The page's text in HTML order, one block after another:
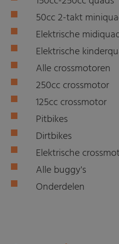
50cc 2-takt
Elektrische
Elektrische
Alle crossmotoren
250cc crossmotor
125cc crossmotor
Pitbikes
Dirtbikes
Elektrische
Alle buggy's
Onderdelen